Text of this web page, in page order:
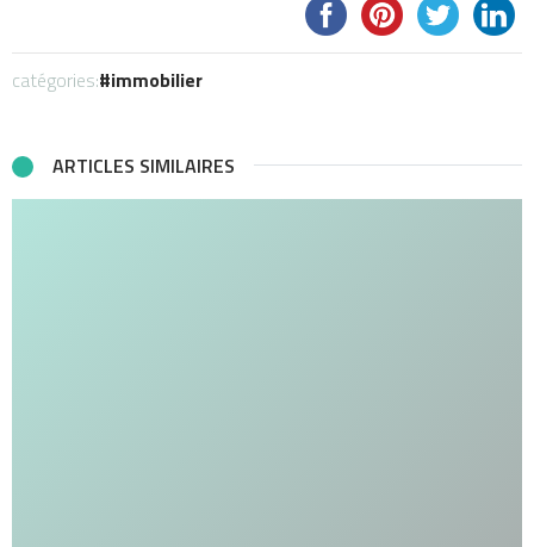
catégories: immobilier
ARTICLES SIMILAIRES